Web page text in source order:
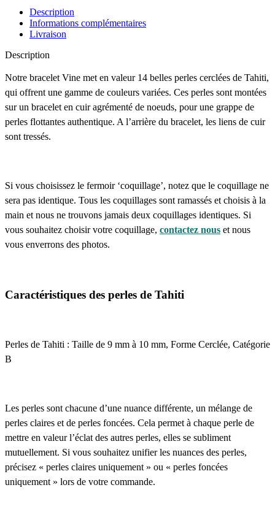
Description
Informations complémentaires
Livraison
Description
Notre bracelet Vine met en valeur 14 belles perles cerclées de Tahiti,
qui offrent une gamme de couleurs variées. Ces perles sont montées
sur un bracelet en cuir agrémenté de noeuds, pour une grappe de
perles flottantes authentique. A l’arrière du bracelet, les liens de cuir
sont tressés.
Si vous choisissez le fermoir ‘coquillage’, notez que le coquillage ne
sera pas identique. Tous les coquillages sont ramassés et choisis à la
main et nous ne trouvons jamais deux coquillages identiques. Si
vous souhaitez choisir votre coquillage, contactez nous et nous
vous enverrons des photos.
Caractéristiques des perles de Tahiti
Perles de Tahiti : Taille de 9 mm à 10 mm, Forme Cerclée, Catégorie
B
Les perles sont chacune d’une nuance différente, un mélange de
perles claires et de perles foncées. Cela permet à chaque perle de
mettre en valeur l’éclat des autres perles, elles se subliment
mutuellement. Si vous souhaitez unifier les nuances des perles,
précisez « perles claires uniquement » ou « perles foncées
uniquement » lors de votre commande.